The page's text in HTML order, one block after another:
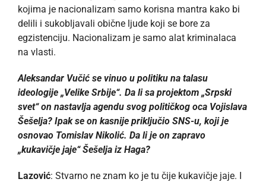
kojima je nacionalizam samo korisna mantra kako bi
delili i sukobljavali obične ljude koji se bore za
egzistenciju. Nacionalizam je samo alat kriminalaca
na vlasti.
Aleksandar Vučić se vinuo u politiku na talasu
ideologije „Velike Srbije“. Da li sa projektom „Srpski
svet“ on nastavlja agendu svog političkog oca Vojislava
Šešelja? Ipak se on kasnije priključio SNS-u, koji je
osnovao Tomislav Nikolić. Da li je on zapravo
„kukavičje jaje“ Šešelja iz Haga?
Lazović: Stvarno ne znam ko je tu čije kukavičje jaje. I